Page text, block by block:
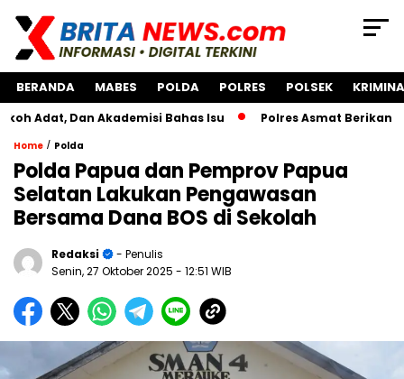
BERANDA MABES POLDA POLRES POLSEK
Akademisi Bahas Isu Polres Asmat Berikan Bantuan
Home / Polda
Polda Papua dan Pemprov Papua
Selatan Lakukan Pengawasan
Bersama Dana BOS di Sekolah
Redaksi
- Penulis
Senin, 27 Oktober 2025 - 12:51 WIB